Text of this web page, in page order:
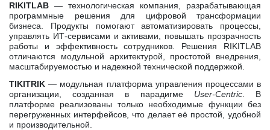
RIKITLAB — технологическая компания, разрабатывающая
программные решения для цифровой трансформации
бизнеса. Продукты помогают автоматизировать процессы,
управлять ИТ-сервисами и активами, повышать прозрачность
работы и эффективность сотрудников. Решения RIKITLAB
отличаются модульной архитектурой, простотой внедрения,
масштабируемостью и надежной технической поддержкой.
TIKITRIK — модульная платформа управления процессами в
организации, созданная в парадигме User-Centric. В
платформе реализованы только необходимые функции без
перегруженных интерфейсов, что делает её простой, удобной
и производительной.